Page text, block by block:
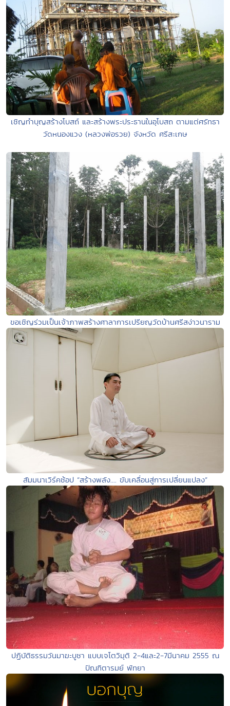
เชิญทำบุญสร้างโบสถ์ และสร้างพระประธานในอุโบสถ ตามแต่ศรัทธา
วัดหนองแวง (หลวงพ่อรวย) จังหวัด ศรีสะเกษ
ขอเชิญร่วมเป็นเจ้าภาพสร้างศาลาการเปรียญวัดบ้านศรีสง่าวนาราม
สัมมนาเวิร์คช้อป “สร้างพลัง.... ขับเคลื่อนสู่การเปลี่ยนแปลง”
ปฏิบัติธรรมวันมาฆะบูชา แบบเจโตวิมุติ 2-4และ2-7มีนาคม 2555 ณ
ปัณฑิตารมย์ พัทยา